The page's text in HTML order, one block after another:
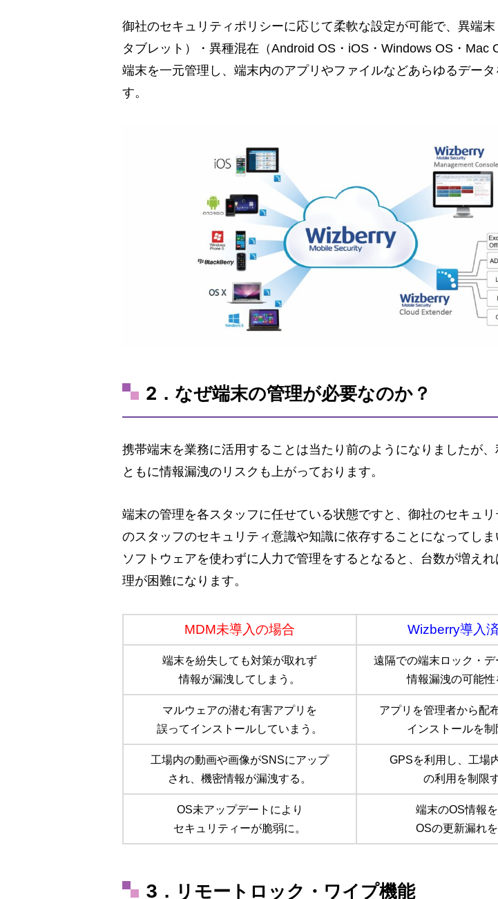
御社のセキュリティポリシーに応じて柔軟な設定が可能で、異端末
タブレット）・異種混在（Android OS・iOS・Windows OS・Mac
端末を一元管理し、端末内のアプリやファイルなどあらゆるデータ
す。
2．なぜ端末の管理が必要なのか？
携帯端末を業務に活用することは当たり前のようになりましたが、
ともに情報漏洩のリスクも上がっております。
端末の管理を各スタッフに任せている状態ですと、御社のセキュ
のスタッフのセキュリティ意識や知識に依存することになってしま
ソフトウェアを使わずに人力で管理をするとなると、台数が増え
理が困難になります。
MDM未導入の場合 Wizberry導入
端末を紛失しても対策が取れず
情報が漏洩してしまう。
遠隔での端末ロック・デ
情報漏洩の可能性
マルウェアの潜む有害アプリを
誤ってインストールしていまう。
アプリを管理者から配
インストールを制
工場内の動画や画像がSNSにアップ
され、機密情報が漏洩する。
GPSを利用し、工場
の利用を制限
OS未アップデートにより
セキュリティーが脆弱に。
端末のOS情報
OSの更新漏れを
3．リモートロック・ワイプ機能